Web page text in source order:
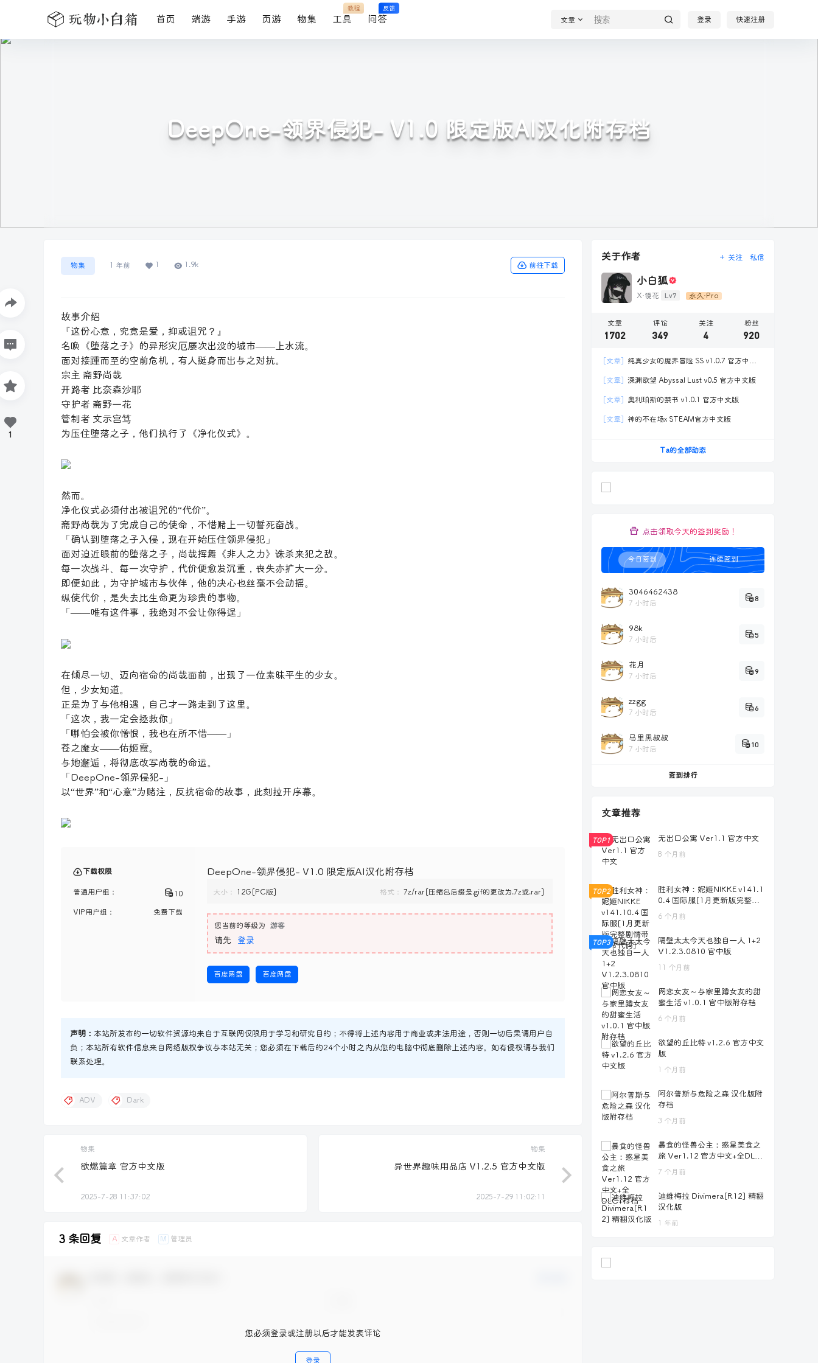
首页 端游 手游 页游 物集 工具
教程
问答
反馈
文章 登录 快速注册
DeepOne-领界侵犯- V1.0 限定版AI汉化附存档
物集 1 年前 1 1.9k 前往下载
故事介绍
『这份心意，究竟是爱，抑或诅咒？』
名唤《堕落之子》的异形灾厄屡次出没的城市——上水流。
面对接踵而至的空前危机，有人挺身而出与之对抗。
宗主 斋野尚哉
开路者 比奈森沙耶
守护者 斋野一花
管制者 文示宫笃
为压住堕落之子，他们执行了《净化仪式》。
然而。
净化仪式必须付出被诅咒的“代价”。
斋野尚哉为了完成自己的使命，不惜赌上一切誓死奋战。
「确认到堕落之子入侵，现在开始压住领界侵犯」
面对迫近眼前的堕落之子，尚哉挥舞《非人之力》诛杀来犯之敌。
每一次战斗、每一次守护，代价便愈发沉重，丧失亦扩大一分。
即便如此，为守护城市与伙伴，他的决心也丝毫不会动摇。
纵使代价，是失去比生命更为珍贵的事物。
「——唯有这件事，我绝对不会让你得逞」
在倾尽一切、迈向宿命的尚哉面前，出现了一位素昧平生的少女。
但，少女知道。
正是为了与他相遇，自己才一路走到了这里。
「这次，我一定会拯救你」
「哪怕会被你憎恨，我也在所不惜——」
苍之魔女——佑姬霞。
与她邂逅，将彻底改写尚哉的命运。
「DeepOne-领界侵犯-」
以“世界”和“心意”为赌注，反抗宿命的故事，此刻拉开序幕。
下载权限
普通用户组： 10
VIP用户组： 免费下载
DeepOne-领界侵犯- V1.0 限定版AI汉化附存档
大小： 12G[PC版] 格式： 7z/rar[压缩包后缀是.gif的更改为.7z或.rar]
您当前的等级为 游客
请先 登录
百度网盘 百度网盘
声明： 本站所发布的一切软件资源均来自于互联网仅限用于学习和研究目的；不得将上述内容用于商业或非法用途，否则一切后果请用户自
负；本站所有软件信息来自网络版权争议与本站无关；您必须在下载后的24个小时之内从您的电脑中彻底删除上述内容。如有侵权请与我们
联系处理。
1
ADV Dark
物集
欲燃篇章 官方中文版
2025-7-28 11:37:02
物集
异世界趣味用品店 V1.2.5 官方中文版
2025-7-29 11:02:11
3 条回复 A 文章作者 M 管理员
您必须登录或注册以后才能发表评论
登录
关于作者 关注 私信
小白狐
X·镜花 Lv7 永久·Pro
文章
1702
评论
349
关注
4
粉丝
920
[文章]
纯真少女的魔界冒险 SS v1.0.7 官方中文
[文章]
深渊欲望 Abyssal Lust v0.5 官方中文版
[文章] 奥利珀斯的禁书 v1.0.1 官方中文版
[文章] 神的不在场x STEAM官方中文版
Ta的全部动态
点击领取今天的签到奖励！
今日签到 连续签到
3046462438
7 小时后
8
98k
7 小时后
5
花月
7 小时后
9
zzgg
7 小时后
6
马里黑叔叔
7 小时后
10
签到排行
文章推荐
TOP1 无出口公寓 Ver1.1 官方中文
8 个月前
TOP2
胜利女神：妮姬NIKKE v141.1
0.4 国际服[1月更新版完整剧
情带指令代码]
6 个月前
TOP3
隔壁太太今天也独自一人 1+2
V1.2.3.0810 官中版
11 个月前
网恋女友～与家里蹲女友的甜
蜜生活 v1.0.1 官中版附存档
6 个月前
欲望的丘比特 v1.2.6 官方中文
版
1 个月前
阿尔普斯与危险之森 汉化版附
存档
3 个月前
暴食的怪兽公主：惑星美食之
旅 Ver1.12 官方中文+全DLC
+存档
7 个月前
迪维梅拉 Divimera[R12] 精翻
汉化版
1 年前